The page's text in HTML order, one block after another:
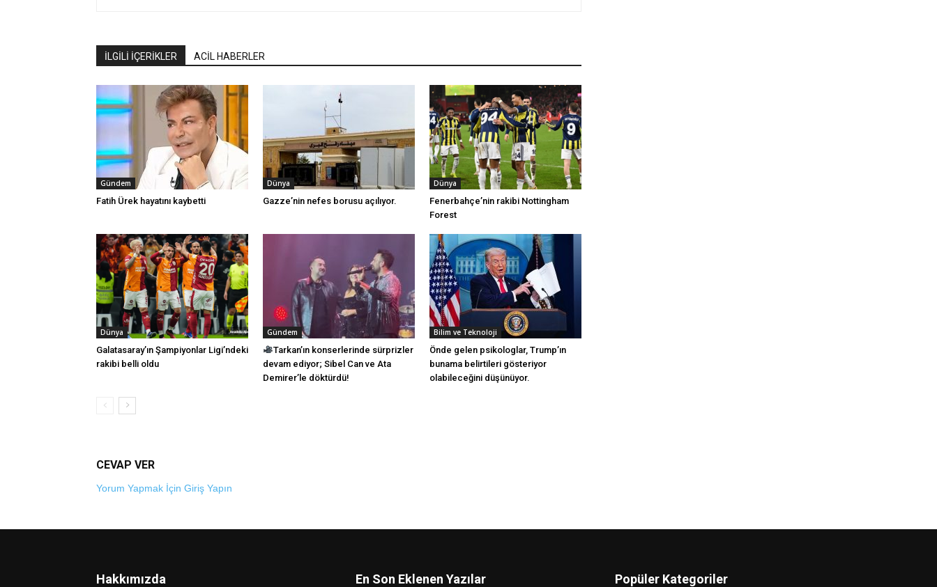
İLGİLİ İÇERİKLER ACİL HABERLER
Gündem
Fatih Ürek hayatını kaybetti
Dünya
Gazze’nin nefes borusu açılıyor.
Dünya
Fenerbahçe’nin rakibi Nottingham
Forest
Dünya
Galatasaray’ın Şampiyonlar Ligi’ndeki
rakibi belli oldu
Gündem
Tarkan’ın konserlerinde sürprizler
devam ediyor; Sibel Can ve Ata
Demirer’le döktürdü!
Bilim ve Teknoloji
Önde gelen psikologlar, Trump’ın
bunama belirtileri gösteriyor
olabileceğini düşünüyor.
CEVAP VER
Yorum Yapmak İçin Giriş Yapın
Hakkımızda En Son Eklenen Yazılar Popüler Kategoriler